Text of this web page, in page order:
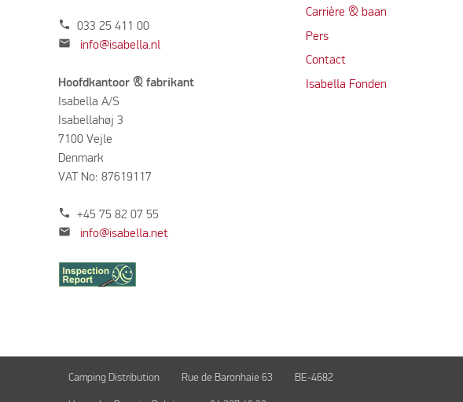
phone 033 25 411 00
mail info@isabella.nl
Hoofdkantoor & fabrikant
Isabella A/S
Isabellahøj 3
7100 Vejle
Denmark
VAT No: 87619117
phone +45 75 82 07 55
mail info@isabella.net
Carrière & baan
Pers
Contact
Isabella Fonden
Camping Distribution Rue de Baronhaie 63 BE-4682